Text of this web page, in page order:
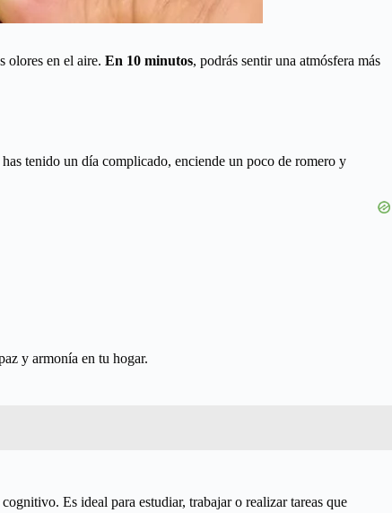
olores en el aire. En 10 minutos, podrás sentir una atmósfera más
has tenido un día complicado, enciende un poco de romero y
y armonía en tu hogar.
Es ideal para estudiar, trabajar o realizar tareas que